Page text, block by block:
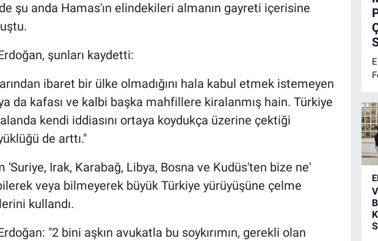
de şu anda Hamas'ın elindekileri almanın gayreti içerisine
şunları kaydetti:
ibaret bir ülke olmadığını hala kabul etmek istemeyen
da kafası ve kalbi başka mahfillere kiralanmış hain. Türkiye
kendi iddiasını ortaya koydukça üzerine çektiği
de arttı."
'Suriye, Irak, Karabağ, Libya, Bosna ve Kudüs'ten bize ne'
veya bilmeyerek büyük Türkiye yürüyüşüne çelme
kullandı.
"2 bini aşkın avukatla bu soykırımın, gerekli olan